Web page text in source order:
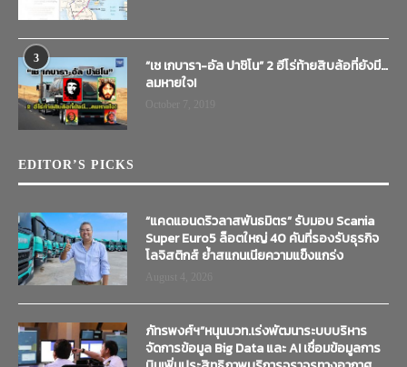
3
“เช เกบารา-อัล ปาชิโน” 2 ฮีโร่ท้ายสิบล้อที่ยังมี…
ลมหายใจ!
EDITOR’S PICKS
“แคดแอนดริวลาสพันธมิตร” รับมอบ Scania
Super Euro5 ล็อตใหญ่ 40 คันที่รองรับธุรกิจ
โลจิสติกส์ ย้ำสแกนเนียความแข็งแกร่ง
ภัทรพงศ์ฯ”หนุนบวท.เร่งพัฒนาระบบบริหาร
จัดการข้อมูล Big Data และ AI เชื่อมข้อมูลการ